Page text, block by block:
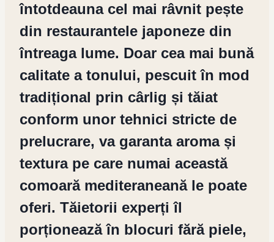
întotdeauna cel mai râvnit pește
din restaurantele japoneze din
întreaga lume. Doar cea mai bună
calitate a tonului, pescuit în mod
tradițional prin cârlig și tăiat
conform unor tehnici stricte de
prelucrare, va garanta aroma și
textura pe care numai această
comoară mediteraneană le poate
oferi. Tăietorii experți îl
porționează în blocuri fără piele,